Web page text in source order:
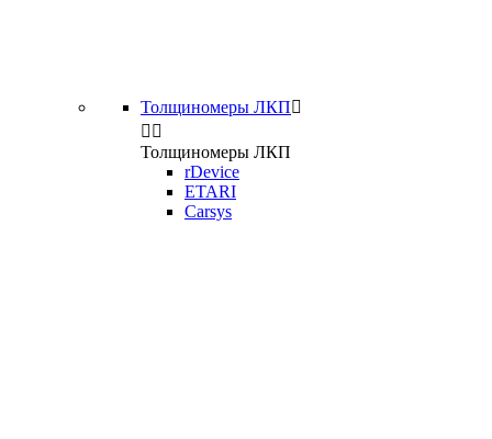
Толщиномеры ЛКП
 
Толщиномеры ЛКП
rDevice
ETARI
Carsys